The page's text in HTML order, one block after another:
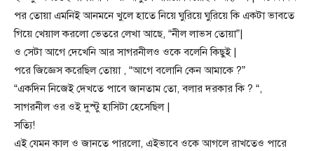
পর তোয়া এমনিই আনমনে খুলে হাতে নিয়ে ঘুরিয়ে ঘুরিয়ে কি একটা ভাবতে
গিয়ে খেয়াল করলো ভেতরে লেখা আছে, “নীল লাভস তোয়া”|
ও সেটা আগে দেখেনি আর সাগরনীলও ওকে বলেনি কিছুই |
পরে জিজ্ঞেস করেছিল তোয়া , “আগে বলোনি কেন আমাকে ?”
“একদিন নিজেই দেখতে পাবে জানতাম তো, বলার দরকার কি ? “,
সাগরনীল ওর ওই দুস্টু হাসিটা হেসেছিল |
সত্যি!
এই যেমন কাল ও জানতে পারলো, এইভাবে ওকে আগলে রাখতেও পারে